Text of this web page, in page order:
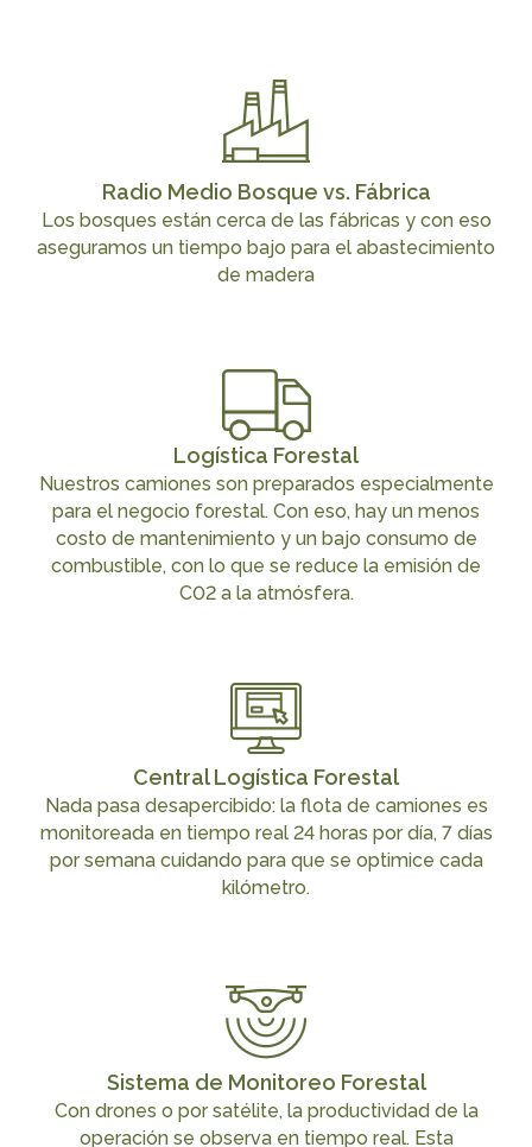
Radio Medio Bosque vs. Fábrica
Los bosques están cerca de las fábricas y con eso
aseguramos un tiempo bajo para el abastecimiento
de madera
Logística Forestal
Nuestros camiones son preparados especialmente
para el negocio forestal. Con eso, hay un menos
costo de mantenimiento y un bajo consumo de
combustible, con lo que se reduce la emisión de
C02 a la atmósfera.
Central Logística Forestal
Nada pasa desapercibido: la flota de camiones es
monitoreada en tiempo real 24 horas por día, 7 días
por semana cuidando para que se optimice cada
kilómetro.
Sistema de Monitoreo Forestal
Con drones o por satélite, la productividad de la
operación se observa en tiempo real. Esta